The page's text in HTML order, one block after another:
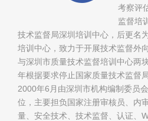
考察评
监督培
技术监督局深圳培训中心，后更名
培训中心，致力于开展技术监督外
与深圳市质量技术监督培训中心两
年根据要求停止国家质量技术监督
2000年6月由深圳市机构编制委员
位，主要担负国家注册审核员、内
量、安全技术、技术监督、认证、